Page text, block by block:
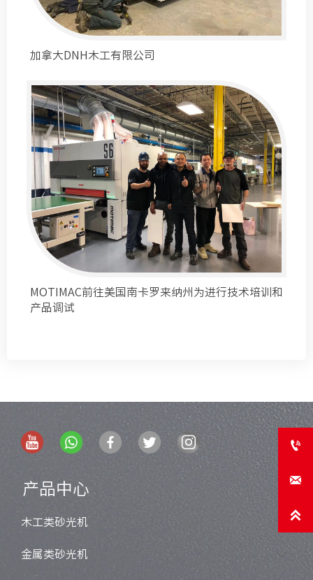
加拿大DNH木工有限公司
MOTIMAC前往美国南卡罗来纳州为进行技术培训和
产品调试
产品中心
木工类砂光机 
金属类砂光机 


